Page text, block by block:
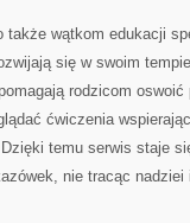
także wątkom edukacji
się w swoim
rodzicom
ćwiczenia
temu serwis staje
nie tracąc nadziei